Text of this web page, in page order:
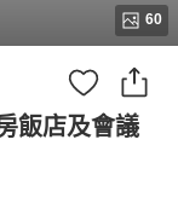
60
飯店及會議